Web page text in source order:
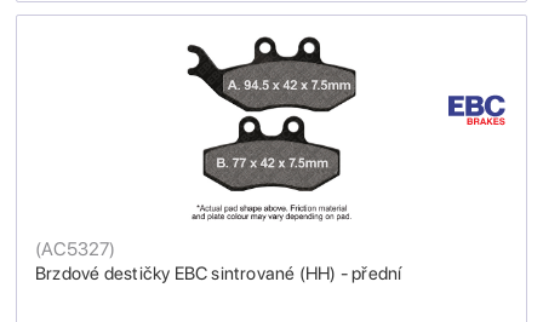
Brzdové destičky EBC sintrované (HH) - přední
(AC5327)